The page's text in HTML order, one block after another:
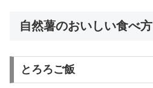
自然薯のおいしい食べ方
とろろご飯